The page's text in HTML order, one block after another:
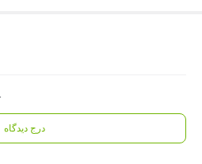
درمورد این محصول دیدگاه درج کنید.
درج دیدگاه